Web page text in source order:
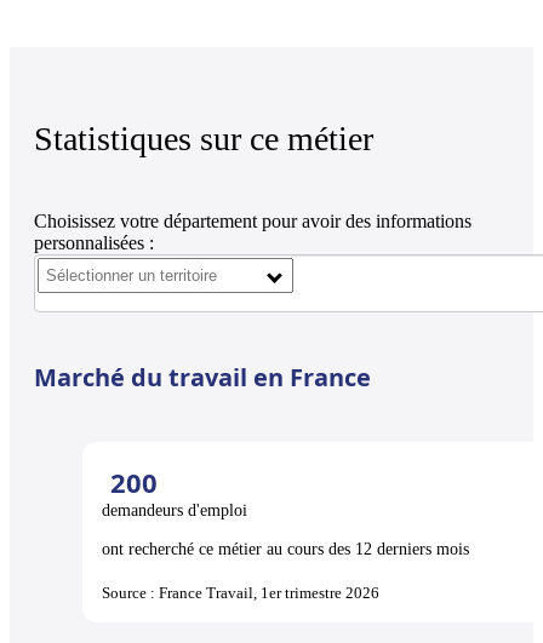
Statistiques sur ce métier
Choisissez votre département pour avoir des informations
personnalisées :
Marché du travail en France
200
demandeurs d'emploi
ont recherché ce métier au cours des 12 derniers mois
Source : France Travail, 1er trimestre 2026